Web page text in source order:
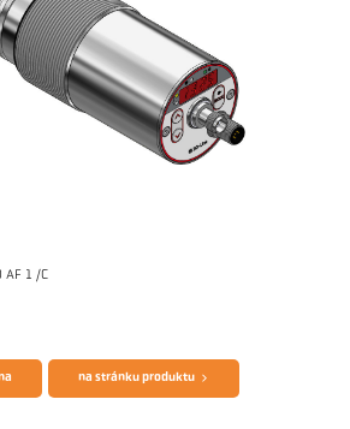
CellaTemp PX
AF 1 /C
na stránku produktu